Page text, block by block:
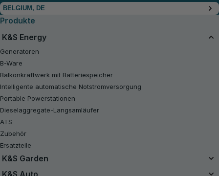
BELGIUM, DE
Produkte
K&S Energy
Generatoren
B-Ware
Balkonkraftwerk mit Batteriespeicher
Intelligente automatische Notstromversorgung
Portable Powerstationen
Dieselaggregate-Langsamläufer
ATS
Zubehör
Ersatzteile
K&S Garden
Das Einzelbatteriesystem
K&S Auto